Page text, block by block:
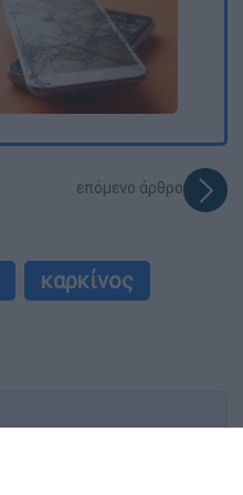
επόμενο άρθρο
καρκίνος